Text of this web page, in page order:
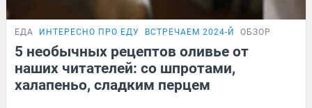
ЕДА ИНТЕРЕСНО ПРО ЕДУ ВСТРЕЧАЕМ 2024-Й ОБЗОР
5 необычных рецептов оливье от
наших читателей: со шпротами,
халапеньо, сладким перцем